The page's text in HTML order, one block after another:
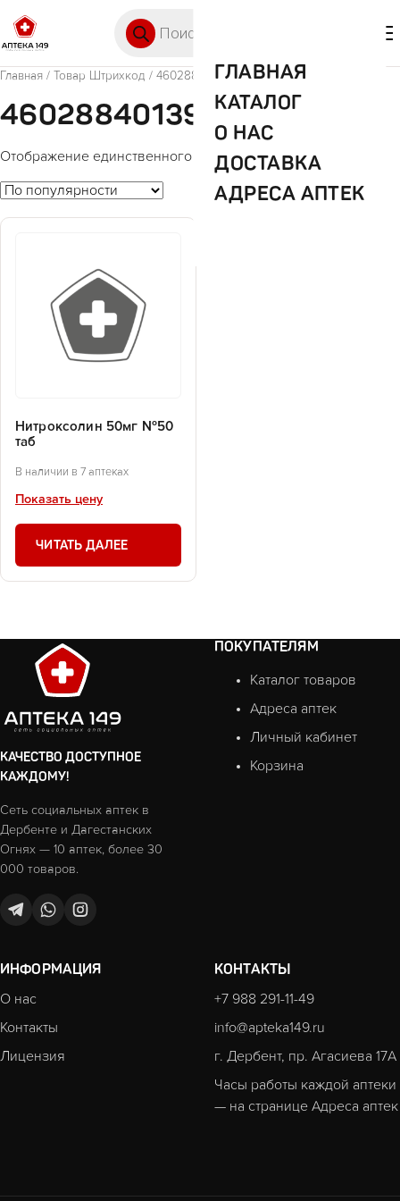
ГЛАВНАЯ
КАТАЛОГ
О НАС
ДОСТАВКА
АДРЕСА АПТЕК
Главная / Товар Штрихкод / 4602884013938
4602884013938
Отображение единственного товара
Нитроксолин 50мг №50
таб
В наличии в 7 аптеках
Показать цену
ЧИТАТЬ ДАЛЕЕ
КАЧЕСТВО ДОСТУПНОЕ
КАЖДОМУ!
Сеть социальных аптек в
Дербенте и Дагестанских
Огнях — 10 аптек, более 30
000 товаров.
ПОКУПАТЕЛЯМ
Каталог товаров
Адреса аптек
Личный кабинет
Корзина
ИНФОРМАЦИЯ
О нас
Контакты
Лицензия
КОНТАКТЫ
+7 988 291-11-49
info@apteka149.ru
г. Дербент, пр. Агасиева 17А
Часы работы каждой аптеки
— на странице Адреса аптек